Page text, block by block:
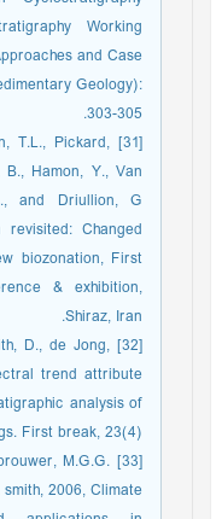
Working
and Case
Geology):
303-305.
T.L., Pickard,
B., Hamon, Y., Van
and Driullion, G
Changed
biozonation, First
& exhibition,
Shiraz, Iran.
D., de Jong,
trend attribute
analysis of
break, 23(4).‏ : 71-75.
M.G.G.
2006, Climate